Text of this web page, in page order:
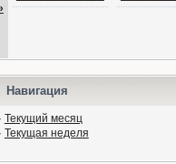
Навигация
· Текущий месяц
· Текущая неделя